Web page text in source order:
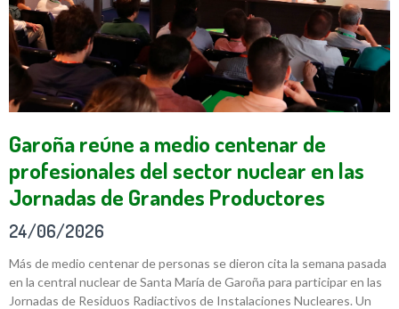
Garoña reúne a medio centenar de
profesionales del sector nuclear en las
Jornadas de Grandes Productores
24/06/2026
Más de medio centenar de personas se dieron cita la semana pasada
en la central nuclear de Santa María de Garoña para participar en las
Jornadas de Residuos Radiactivos de Instalaciones Nucleares. Un